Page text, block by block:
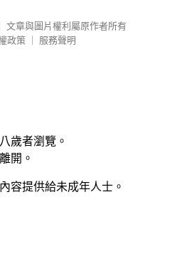
文章與圖片權利屬原作者所有
政策
服務聲明
歲者瀏覽。
開。
容提供給未成年人士。